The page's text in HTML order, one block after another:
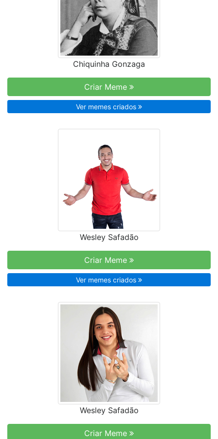
Chiquinha Gonzaga
Criar Meme
Ver memes criados
Wesley Safadão
Criar Meme
Ver memes criados
Wesley Safadão
Criar Meme